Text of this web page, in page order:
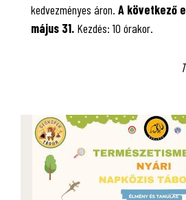
kedvezményes áron. A következő
május 31. Kezdés: 10 órakor.